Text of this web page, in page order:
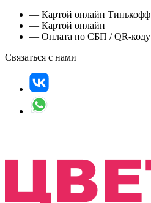
— Картой онлайн Тинькофф
— Картой онлайн
— Оплата по СБП / QR-коду
Связаться с нами